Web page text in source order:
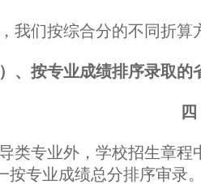
我们按综合分的不同折算
）、按专业成绩排序录取的
类专业外，学校招生章
按专业成绩总分排序审录